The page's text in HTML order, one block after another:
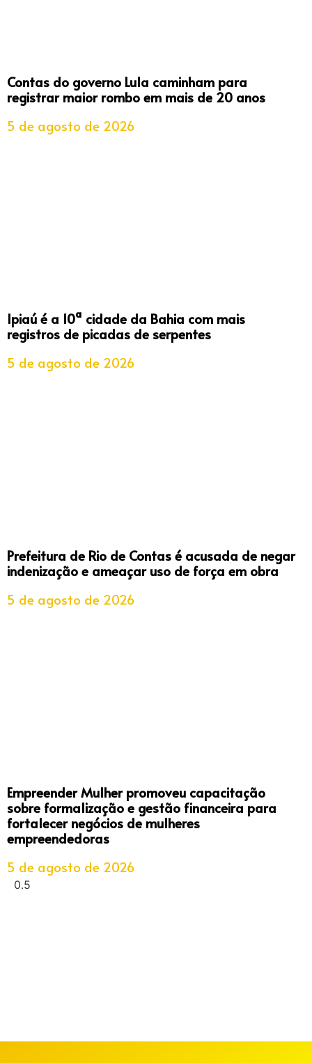
Contas do governo Lula caminham para
registrar maior rombo em mais de 20 anos
5 de agosto de 2026
Ipiaú é a 10ª cidade da Bahia com mais
registros de picadas de serpentes
5 de agosto de 2026
Prefeitura de Rio de Contas é acusada de negar
indenização e ameaçar uso de força em obra
5 de agosto de 2026
Empreender Mulher promoveu capacitação
sobre formalização e gestão financeira para
fortalecer negócios de mulheres
empreendedoras
5 de agosto de 2026